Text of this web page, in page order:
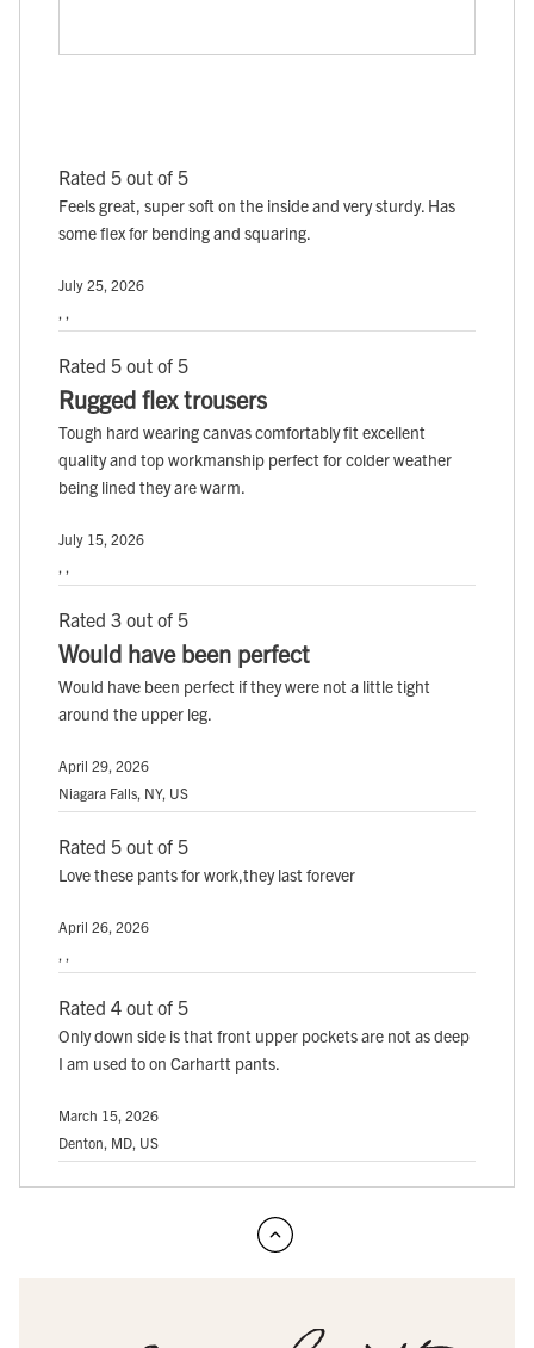
Rated 5 out of 5
Feels great, super soft on the inside and very sturdy. Has
some flex for bending and squaring.
July 25, 2026
Rated 5 out of 5
Rugged flex trousers
Tough hard wearing canvas comfortably fit excellent
quality and top workmanship perfect for colder weather
being lined they are warm.
July 15, 2026
Rated 3 out of 5
Would have been perfect
Would have been perfect if they were not a little tight
around the upper leg.
April 29, 2026
Niagara Falls, NY, US
Rated 5 out of 5
Love these pants for work,they last forever
April 26, 2026
Rated 4 out of 5
Only down side is that front upper pockets are not as deep
I am used to on Carhartt pants.
March 15, 2026
Denton, MD, US